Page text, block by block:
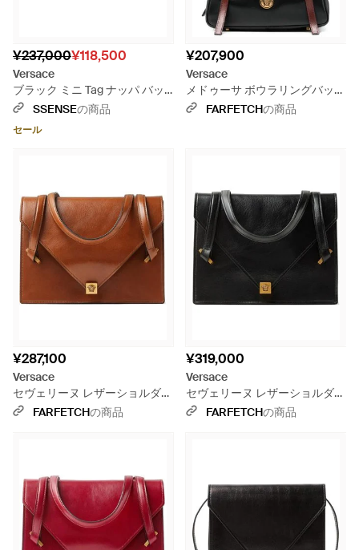
¥237,000¥118,500
Versace
ブラック ミニ Tag ナッパ バッ
グ
SSENSEの商品
セール
¥207,900
Versace
メドゥーサ ボウラリングバッグ
- ブラック
FARFETCHの商品
¥287,100
Versace
セヴェリーヌ レザーショルダー
バッグ - ブラウン
FARFETCHの商品
¥319,000
Versace
セヴェリーヌ レザーショルダー
バッグ - ブラック
FARFETCHの商品